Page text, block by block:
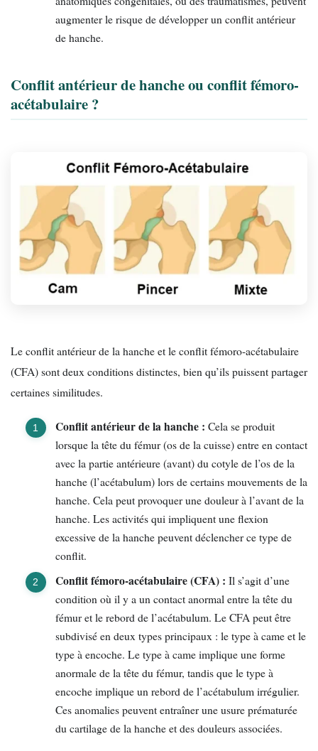
augmenter le risque de développer un conflit antérieur
de hanche.
Conflit antérieur de hanche ou conflit fémoro-
acétabulaire ?
Le conflit antérieur de la hanche et le conflit fémoro-acétabulaire
(CFA) sont deux conditions distinctes, bien qu’ils puissent partager
certaines similitudes.
Conflit antérieur de la hanche : Cela se produit
lorsque la tête du fémur (os de la cuisse) entre en contact
avec la partie antérieure (avant) du cotyle de l’os de la
hanche (l’acétabulum) lors de certains mouvements de la
hanche. Cela peut provoquer une douleur à l’avant de la
hanche. Les activités qui impliquent une flexion
excessive de la hanche peuvent déclencher ce type de
conflit.
Conflit fémoro-acétabulaire (CFA) : Il s’agit d’une
condition où il y a un contact anormal entre la tête du
fémur et le rebord de l’acétabulum. Le CFA peut être
subdivisé en deux types principaux : le type à came et le
type à encoche. Le type à came implique une forme
anormale de la tête du fémur, tandis que le type à
encoche implique un rebord de l’acétabulum irrégulier.
Ces anomalies peuvent entraîner une usure prématurée
du cartilage de la hanche et des douleurs associées.